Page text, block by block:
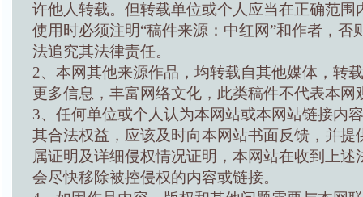
许他人转载。但转载单位或个人应当在正确范围
使用时必须注明“稿件来源：中红网”和作者，否
法追究其法律责任。
2、本网其他来源作品，均转载自其他媒体，转
更多信息，丰富网络文化，此类稿件不代表本网
3、任何单位或个人认为本网站或本网站链接内
其合法权益，应该及时向本网站书面反馈，并提
属证明及详细侵权情况证明，本网站在收到上述
会尽快移除被控侵权的内容或链接。